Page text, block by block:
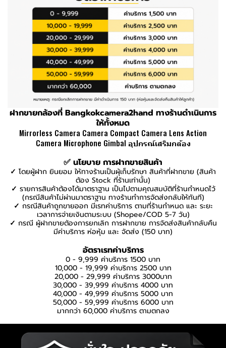
ฝากขายกล้องที่ Bangkokcamera2hand ทางร้านดำเนินการ
ให้ทั้งหมด
Mirrorless Camera Camera Compact Camera Lens Action
Camera Microphone Gimbal อุปกรณ์เสริมกล้อง
✅ นโยบาย การฝากขายสินค้า
✓ โดยผู้ฝาก ยินยอม ให้ทางร้านเป็นผุ้เก็บรักษา สินค้าที่ฝากขาย (สินค้า
ต้อง Stock ที่ร้านเท่านั้น)
✓ รายการสินค้าต้องได้มาตราฐาน เป็นไปตามคุณสมบัติที่ร้านกำหนดไว้
(กรณีสินค้าไม่ผ่านมาตราฐาน ทางร้านทำการจัดส่งกลับให้ทันที)
✓ กรณีสินค้าถูกขายออก มีเรทค่าบริการ ตามที่ร้านกำหนด และ ระยะ
เวลาการจ่ายเงินตามระบบ (Shopee/COD 5-7 วัน)
✓ กรณี ผู้ฝากขายต้องการยกเลิก การฝากขาย การจัดส่งสินค้ากลับคืน
มีค่าบริการ ห่อหุ้ม และ จัดส่ง (150 บาท)
อัตราเรทค่าบริการ
0 - 9,999 ค่าบริการ 1500 บาท
10,000 - 19,999 ค่าบริการ 2500 บาท
20,000 - 29,999 ค่าบริการ 3000บาท
30,000 - 39,999 ค่าบริการ 4000 บาท
40,000 - 49,999 ค่าบริการ 5000 บาท
50,000 - 59,999 ค่าบริการ 6000 บาท
มากกว่า 60,000 ค่าบริการ ตามตกลง